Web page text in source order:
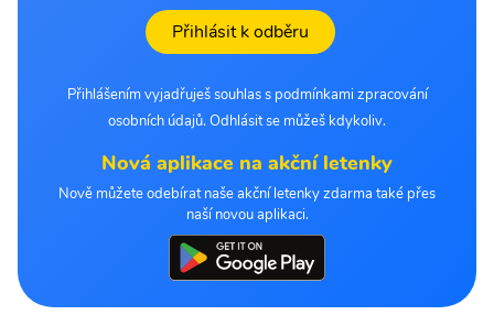
Přihlásit k odběru
Přihlášením vyjadřuješ souhlas s podmínkami zpracování
osobních údajů. Odhlásit se můžeš kdykoliv.
Nová aplikace na akční letenky
Nově můžete odebírat naše akční letenky zdarma také přes
naší novou aplikaci.